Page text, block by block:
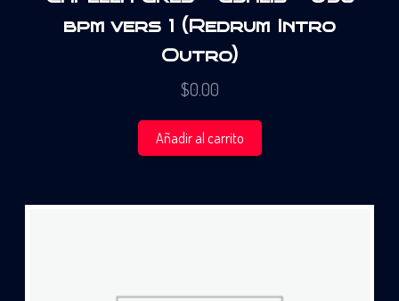
bpm vers 1 (Redrum Intro
Outro)
$0.00
Añadir al carrito